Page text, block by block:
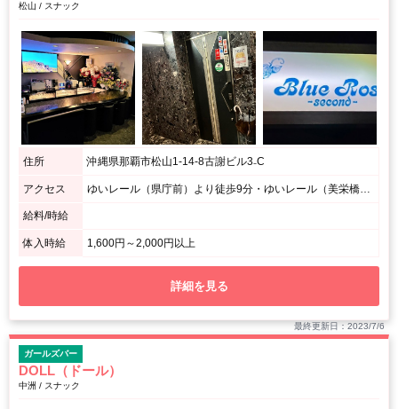
松山 / スナック
住所 沖縄県那覇市松山1-14-8古謝ビル3₋C
アクセス ゆいレール（県庁前）より徒歩9分・ゆいレール（美栄橋）より徒歩８分 / ローソン那覇松山店（県道222号）を背中にして一つ奥を左の左隣りの3F
給料/時給
体入時給 1,600円～2,000円以上
詳細を見る
最終更新日：2023/7/6
ガールズバー
DOLL（ドール）
中洲 / スナック